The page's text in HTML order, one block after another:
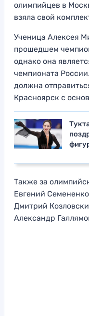
олимпийцев в
взяла свой
Ученица Алексея
прошедшем
однако она
чемпионата
должна
Красноярск с
Также за
Евгений
Дмитрий
Александр